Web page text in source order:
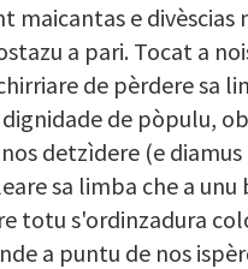
maicantas e divèscias
a pari. Tocat a
de pèrdere sa
dignidade de pòpulu,
detzìdere (e diamus
sa limba che a unu
totu s'ordinzadura
a puntu de nos